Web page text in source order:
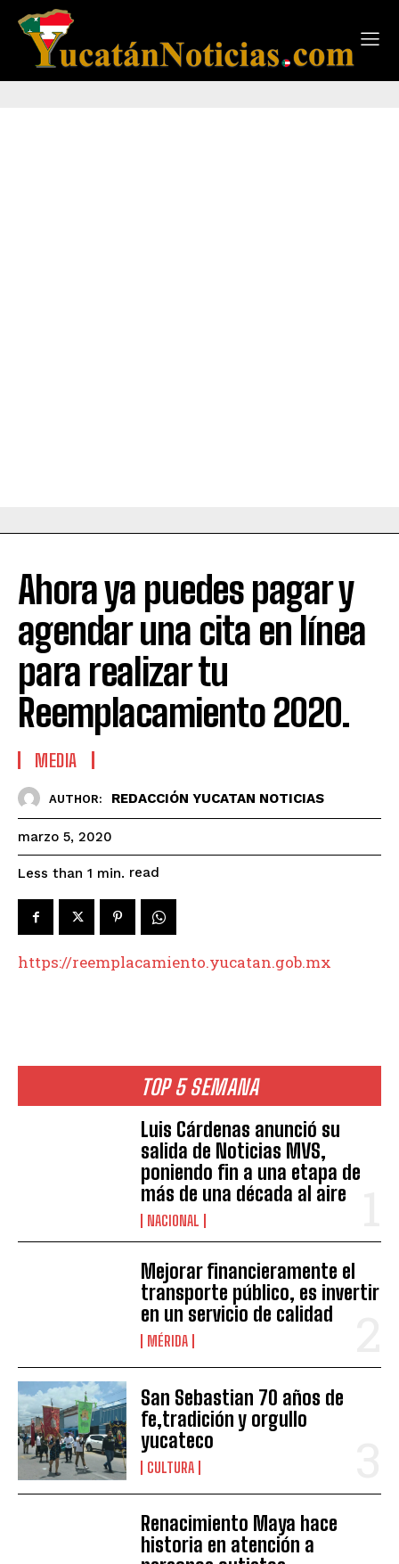
TOP 5 SEMANA
Luis Cárdenas anunció su
salida de Noticias MVS,
poniendo fin a una etapa de
más de una década al aire
NACIONAL
Mejorar financieramente el
transporte público, es invertir
en un servicio de calidad
MÉRIDA
San Sebastian 70 años de
fe,tradición y orgullo
yucateco
CULTURA
Renacimiento Maya hace
historia en atención a
Ahora ya puedes pagar y
agendar una cita en línea
para realizar tu
Reemplacamiento 2020.
MEDIA
AUTHOR: REDACCIÓN YUCATAN NOTICIAS
marzo 5, 2020
Less than 1 min. read
https://reemplacamiento.yucatan.gob.mx